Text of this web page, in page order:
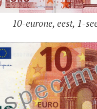
10-eurone, eest, 1-